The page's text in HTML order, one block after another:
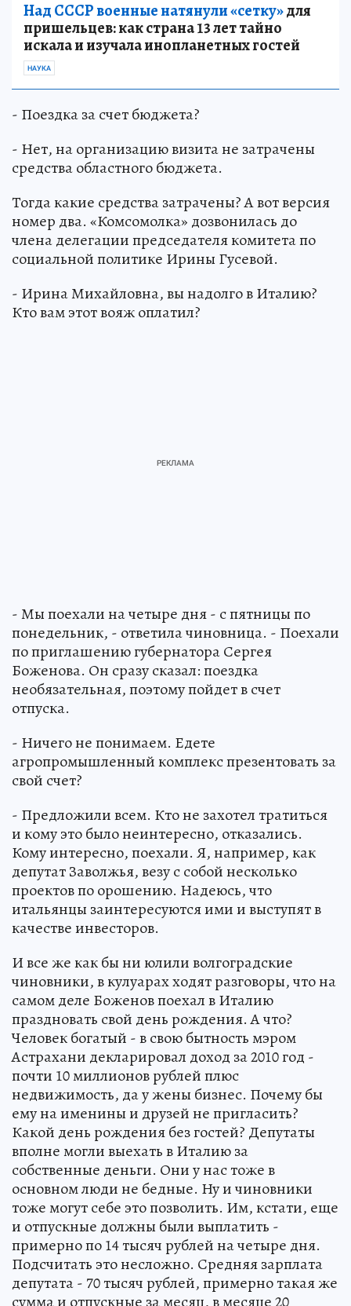
Над СССР военные натянули «сетку»для
пришельцев: как страна 13 лет тайно
искала и изучала инопланетных гостей
НАУКА
- Поездка за счет бюджета?
- Нет, на организацию визита не затрачены
средства областного бюджета.
Тогда какие средства затрачены? А вот версия
номер два. «Комсомолка» дозвонилась до
члена делегации председателя комитета по
социальной политике Ирины Гусевой.
- Ирина Михайловна, вы надолго в Италию?
Кто вам этот вояж оплатил?
- Мы поехали на четыре дня - с пятницы по
понедельник, - ответила чиновница. - Поехали
по приглашению губернатора Сергея
Боженова. Он сразу сказал: поездка
необязательная, поэтому пойдет в счет
отпуска.
- Ничего не понимаем. Едете
агропромышленный комплекс презентовать за
свой счет?
- Предложили всем. Кто не захотел тратиться
и кому это было неинтересно, отказались.
Кому интересно, поехали. Я, например, как
депутат Заволжья, везу с собой несколько
проектов по орошению. Надеюсь, что
итальянцы заинтересуются ими и выступят в
качестве инвесторов.
И все же как бы ни юлили волгоградские
чиновники, в кулуарах ходят разговоры, что на
самом деле Боженов поехал в Италию
праздновать свой день рождения. А что?
Человек богатый - в свою бытность мэром
Астрахани декларировал доход за 2010 год -
почти 10 миллионов рублей плюс
недвижимость, да у жены бизнес. Почему бы
ему на именины и друзей не пригласить?
Какой день рождения без гостей? Депутаты
вполне могли выехать в Италию за
собственные деньги. Они у нас тоже в
основном люди не бедные. Ну и чиновники
тоже могут себе это позволить. Им, кстати, еще
и отпускные должны были выплатить -
примерно по 14 тысяч рублей на четыре дня.
Подсчитать это несложно. Средняя зарплата
депутата - 70 тысяч рублей, примерно такая же
сумма и отпускные за месяц, в месяце 20